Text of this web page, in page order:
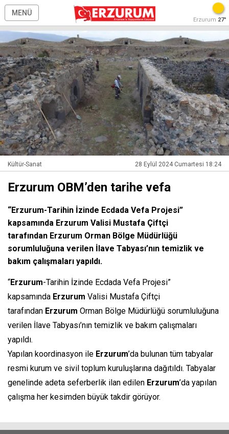
MENÜ
Erzurum 27°
Kültür-Sanat 28 Eylül 2024 Cumartesi 18:24
Erzurum OBM’den tarihe vefa
“Erzurum-Tarihin İzinde Ecdada Vefa Projesi”
kapsamında Erzurum Valisi Mustafa Çiftçi
tarafından Erzurum Orman Bölge Müdürlüğü
sorumluluğuna verilen İlave Tabyası’nın temizlik ve
bakım çalışmaları yapıldı.
“Erzurum-Tarihin İzinde Ecdada Vefa Projesi”
kapsamında Erzurum Valisi Mustafa Çiftçi
tarafından Erzurum Orman Bölge Müdürlüğü sorumluluğuna
verilen İlave Tabyası’nın temizlik ve bakım çalışmaları
yapıldı.
Yapılan koordinasyon ile Erzurum’da bulunan tüm tabyalar
resmi kurum ve sivil toplum kuruluşlarına dağıtıldı. Tabyalar
genelinde adeta seferberlik ilan edilen Erzurum’da yapılan
çalışma her kesimden büyük takdir görüyor.